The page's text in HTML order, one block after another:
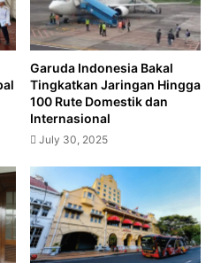
Garuda Indonesia Bakal
Tingkatkan Jaringan Hingga
100 Rute Domestik dan
Internasional
July 30, 2025